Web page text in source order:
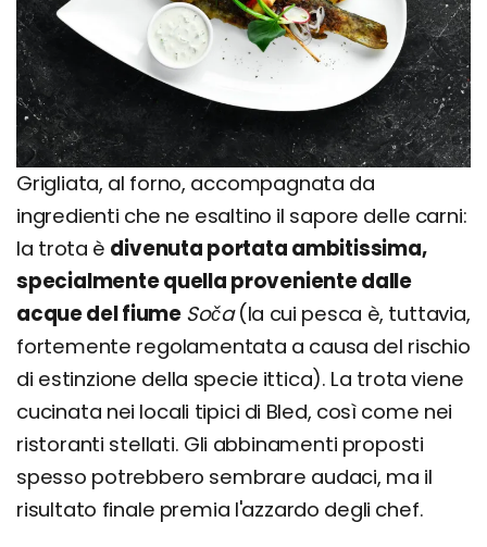
Grigliata, al forno, accompagnata da
ingredienti che ne esaltino il sapore delle carni:
la trota è divenuta portata ambitissima,
specialmente quella proveniente dalle
acque del fiume Soča(la cui pesca è, tuttavia,
fortemente regolamentata a causa del rischio
di estinzione della specie ittica). La trota viene
cucinata nei locali tipici di Bled, così come nei
ristoranti stellati. Gli abbinamenti proposti
spesso potrebbero sembrare audaci, ma il
risultato finale premia l'azzardo degli chef.